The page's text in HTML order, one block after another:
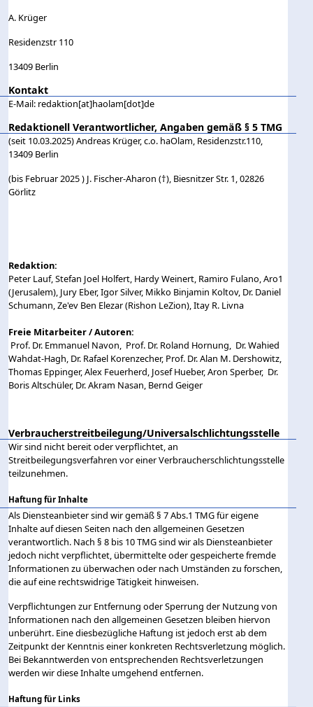
A. Krüger
Residenzstr 110
13409 Berlin
Kontakt
E-Mail: redaktion[at]haolam[dot]de
Redaktionell Verantwortlicher, Angaben gemäß § 5 TMG
(seit 10.03.2025) Andreas Krüger, c.o. haOlam, Residenzstr.110,
13409 Berlin
(bis Februar 2025 ) J. Fischer-Aharon (†), Biesnitzer Str. 1, 02826
Görlitz
Redaktion:
Peter Lauf, Stefan Joel Holfert, Hardy Weinert, Ramiro Fulano, Aro1
(Jerusalem), Jury Eber, Igor Silver, Mikko Binjamin Koltov, Dr. Daniel
Schumann, Ze'ev Ben Elezar (Rishon LeZion), Itay R. Livna
Freie Mitarbeiter / Autoren:
Prof. Dr. Emmanuel Navon, Prof. Dr. Roland Hornung, Dr. Wahied
Wahdat-Hagh, Dr. Rafael Korenzecher, Prof. Dr. Alan M. Dershowitz,
Thomas Eppinger, Alex Feuerherd, Josef Hueber, Aron Sperber, Dr.
Boris Altschüler, Dr. Akram Nasan, Bernd Geiger
Verbraucher­streitbeilegung/Universalschlichtungsstelle
Wir sind nicht bereit oder verpflichtet, an
Streitbeilegungsverfahren vor einer Verbraucherschlichtungsstelle
teilzunehmen.
Haftung für Inhalte
Als Diensteanbieter sind wir gemäß § 7 Abs.1 TMG für eigene
Inhalte auf diesen Seiten nach den allgemeinen Gesetzen
verantwortlich. Nach § 8 bis 10 TMG sind wir als Diensteanbieter
jedoch nicht verpflichtet, übermittelte oder gespeicherte fremde
Informationen zu überwachen oder nach Umständen zu forschen,
die auf eine rechtswidrige Tätigkeit hinweisen.
Verpflichtungen zur Entfernung oder Sperrung der Nutzung von
Informationen nach den allgemeinen Gesetzen bleiben hiervon
unberührt. Eine diesbezügliche Haftung ist jedoch erst ab dem
Zeitpunkt der Kenntnis einer konkreten Rechtsverletzung möglich.
Bei Bekanntwerden von entsprechenden Rechtsverletzungen
werden wir diese Inhalte umgehend entfernen.
Haftung für Links